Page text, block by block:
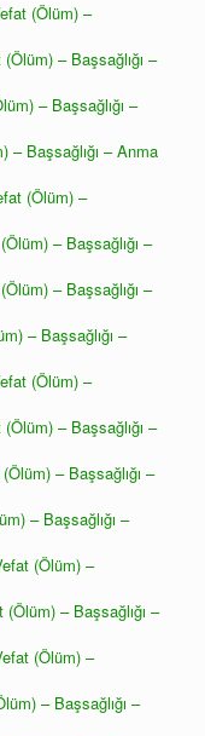
(Ölüm) –
– Başsağlığı –
– Başsağlığı –
– Başsağlığı – Anma
(Ölüm) –
– Başsağlığı –
– Başsağlığı –
– Başsağlığı –
(Ölüm) –
– Başsağlığı –
– Başsağlığı –
– Başsağlığı –
(Ölüm) –
– Başsağlığı –
(Ölüm) –
– Başsağlığı –